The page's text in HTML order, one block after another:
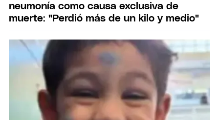
neumonía como causa exclusiva de
muerte: "Perdió más de un kilo y medio"